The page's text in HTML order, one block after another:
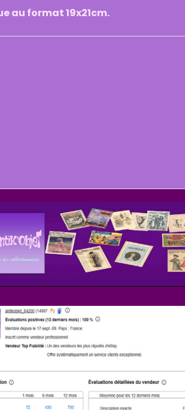
au format 19x21cm.